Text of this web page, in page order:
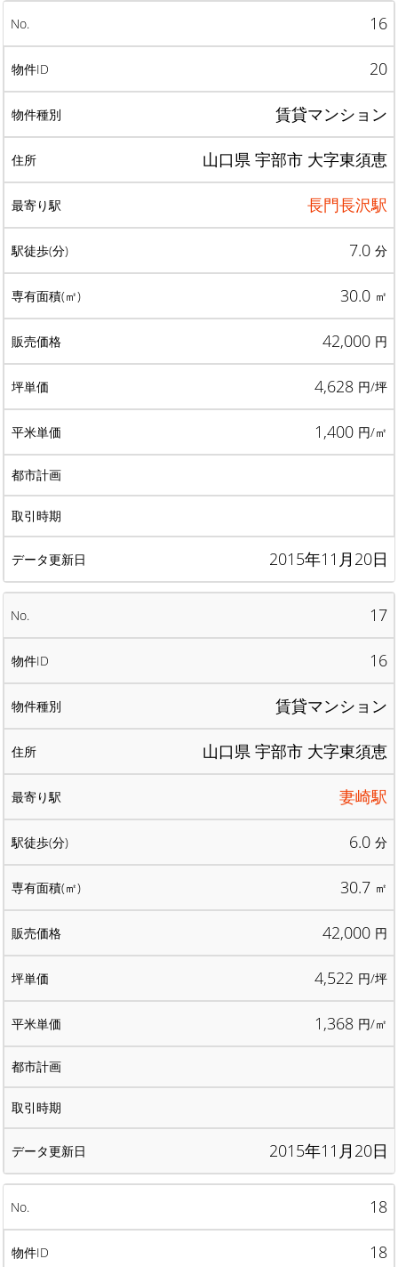
16
20
賃貸マンション
山口県 宇部市 大字東須恵
長門長沢駅
7.0 分
30.0 ㎡
42,000 円
4,628 円/坪
1,400 円/㎡
2015年11月20日
17
16
賃貸マンション
山口県 宇部市 大字東須恵
妻崎駅
6.0 分
30.7 ㎡
42,000 円
4,522 円/坪
1,368 円/㎡
2015年11月20日
18
18